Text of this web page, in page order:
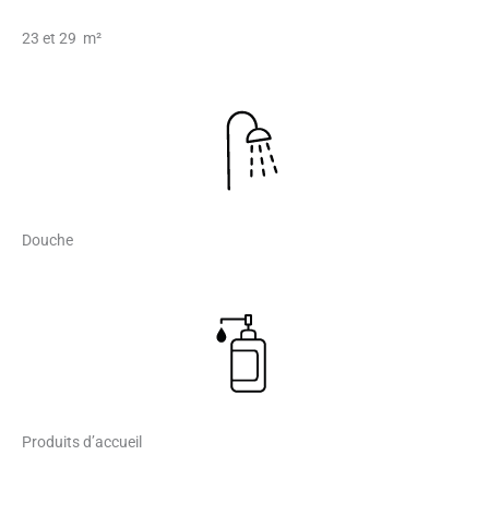
23 et 29 m²
Douche
Produits d’accueil